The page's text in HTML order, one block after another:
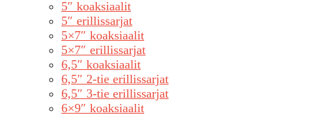
5″ koaksiaalit
5″ erillissarjat
5×7″ koaksiaalit
5×7″ erillissarjat
6,5″ koaksiaalit
6,5″ 2-tie erillissarjat
6,5″ 3-tie erillissarjat
6×9″ koaksiaalit